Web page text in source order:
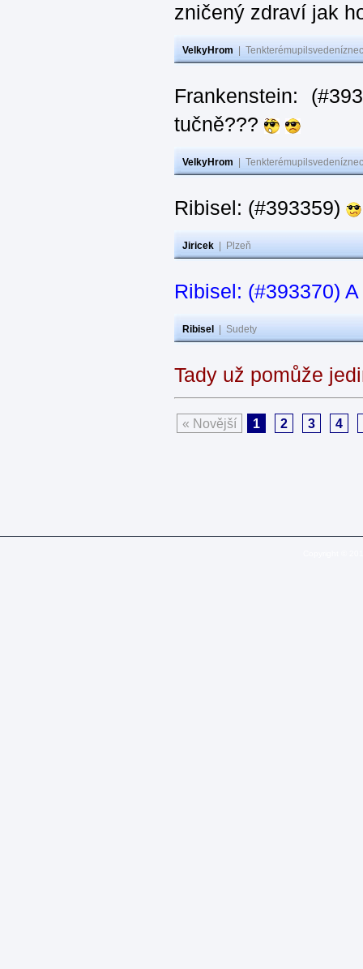
zničený zdraví jak
VelkyHrom
Frankenstein:
tučně???
VelkyHrom
Ribisel: (#393359)
Jiricek Plzeň
Ribisel: (#393370)
Ribisel Sudety
Tady už pomůže
« Novější 1 2 3 4